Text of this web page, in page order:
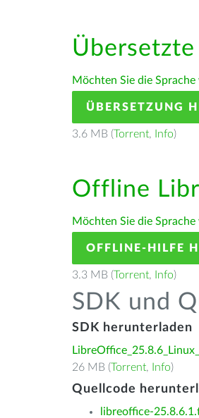
Möchten Sie die Sprache
ÜBERSETZUNG
3.6 MB (Torrent, Info)
Offline
Möchten Sie die Sprache
OFFLINE-HILFE
3.3 MB (Torrent, Info)
SDK und
SDK herunterladen
26 MB (Torrent, Info)
Quellcode
libreoffice-